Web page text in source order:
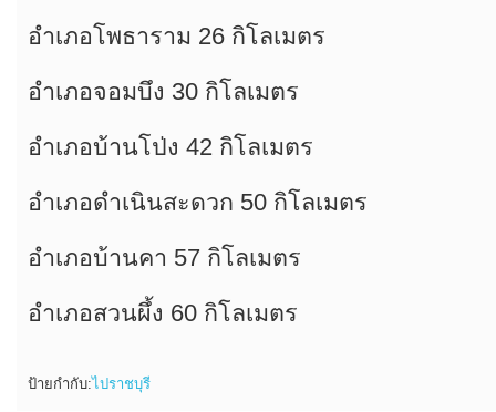
อำเภอโพธาราม 26 กิโลเมตร
อำเภอจอมบึง 30 กิโลเมตร
อำเภอบ้านโป่ง 42 กิโลเมตร
อำเภอดำเนินสะดวก 50 กิโลเมตร
อำเภอบ้านคา 57 กิโลเมตร
อำเภอสวนผึ้ง 60 กิโลเมตร
ป้ายกำกับ:ไปราชบุรี